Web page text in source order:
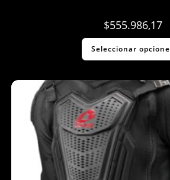
$555.986,17
Seleccionar